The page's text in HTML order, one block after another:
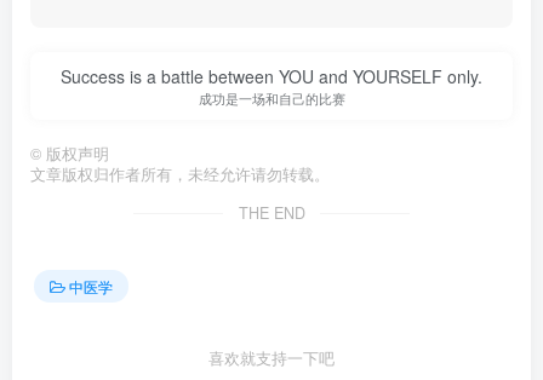
Success is a battle between YOU and YOURSELF only.
成功是一场和自己的比赛
© 版权声明
文章版权归作者所有，未经允许请勿转载。
THE END
中医学
喜欢就支持一下吧